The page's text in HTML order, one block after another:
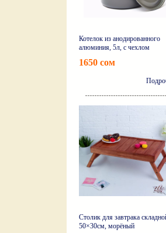
Котелок из анодированного
алюминия, 5л, с чехлом
1650 сом
Столик для завтрака
50×30см, морёный